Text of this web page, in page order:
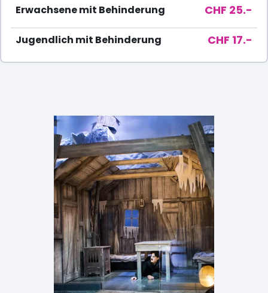
Erwachsene mit Behinderung CHF 25.-
Jugendlich mit Behinderung CHF 17.-